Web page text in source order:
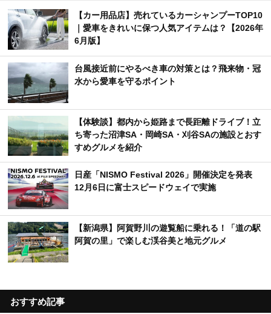
【カー用品店】売れているカーシャンプーTOP10
｜愛車をきれいに保つ人気アイテムは？【2026年
6月版】
台風接近前にやるべき車の対策とは？飛来物・冠
水から愛車を守るポイント
【体験談】都内から姫路まで長距離ドライブ！立
ち寄った沼津SA・岡崎SA・刈谷SAの施設とおす
すめグルメを紹介
日産「NISMO Festival 2026」開催決定を発表
12月6日に富士スピードウェイで実施
【新潟県】阿賀野川の遊覧船に乗れる！「道の駅
阿賀の里」で楽しむ渓谷美と地元グルメ
おすすめ記事